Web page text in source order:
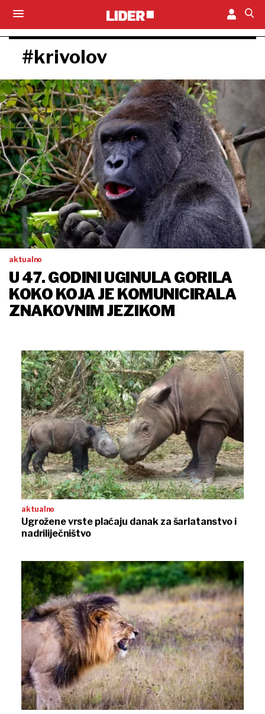
#krivolov
aktualno
U 47. GODINI UGINULA GORILA
KOKO KOJA JE KOMUNICIRALA
ZNAKOVNIM JEZIKOM
aktualno
Ugrožene vrste plaćaju danak za šarlatanstvo i
nadriliječništvo